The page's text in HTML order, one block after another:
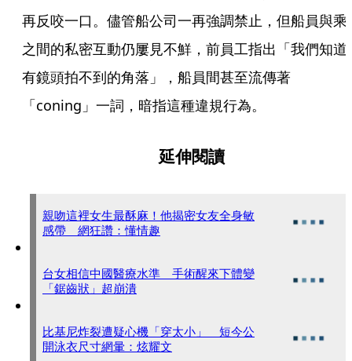
再反咬一口。儘管船公司一再強調禁止，但船員與乘
之間的私密互動仍屢見不鮮，前員工指出「我們知道
有鏡頭拍不到的角落」，船員間甚至流傳著
「coning」一詞，暗指這種違規行為。
延伸閱讀
親吻這裡女生最酥麻！他揭密女友全身敏
感帶 網狂讚：懂情趣
台女相信中國醫療水準 手術醒來下體變
「鋸齒狀」超崩潰
比基尼炸裂遭疑心機「穿太小」 短今公
開泳衣尺寸網暈：炫耀文